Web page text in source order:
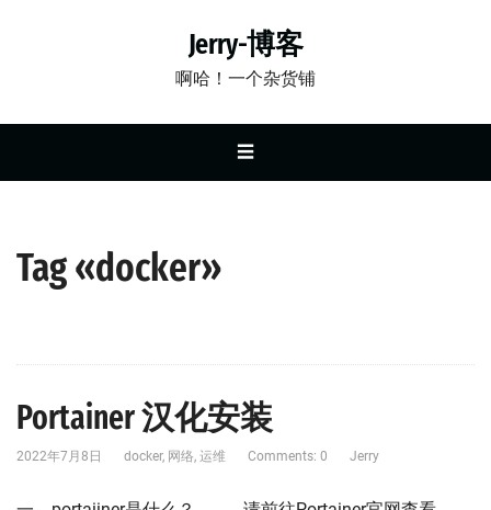
Jerry-博客
啊哈！一个杂货铺
☰
Tag «docker»
Portainer 汉化安装
2022年7月8日 docker, 网络, 运维 Comments: 0 Jerry